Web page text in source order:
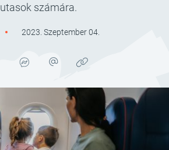
utasok számára.
2023. Szeptember 04.